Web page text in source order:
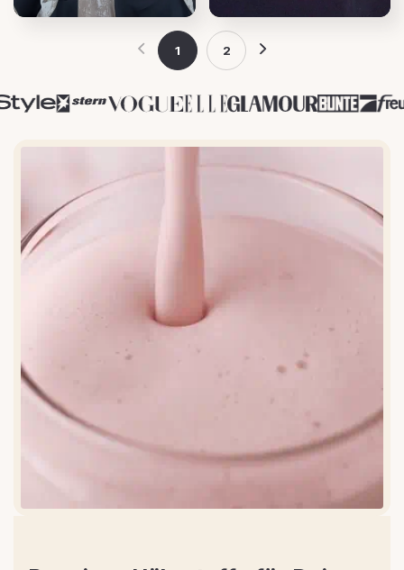
1 2